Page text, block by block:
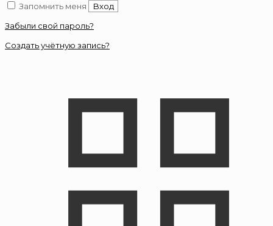
Запомнить меня
Вход
Забыли свой пароль?
Создать учётную запись?